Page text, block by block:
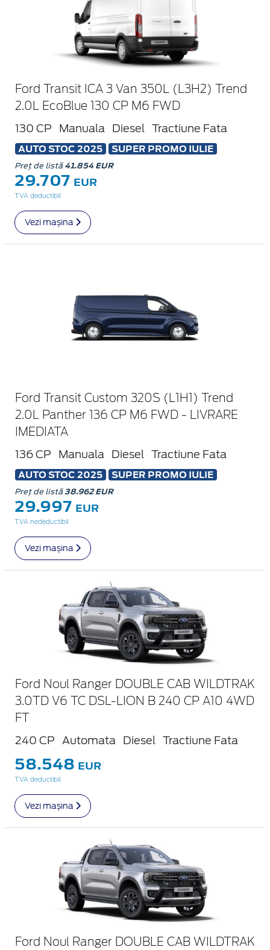
Ford Transit ICA 3 Van 350L (L3H2) Trend
2.0L EcoBlue 130 CP M6 FWD
130 CP Manuala Diesel
Tractiune Fata
AUTO STOC 2025
SUPER PROMO IULIE
Preț de listă41.854 EUR
29.707 EUR
TVA deductibil
Vezi mașina
Ford Transit Custom 320S (L1H1) Trend
2.0L Panther 136 CP M6 FWD - LIVRARE
IMEDIATA
136 CP Manuala Diesel
Tractiune Fata
AUTO STOC 2025
SUPER PROMO IULIE
Preț de listă38.962 EUR
29.997 EUR
TVA nedeductibil
Vezi mașina
Ford Noul Ranger DOUBLE CAB WILDTRAK
3.0TD V6 TC DSL-LION B 240 CP A10 4WD
FT
240 CP Automata Diesel Tractiune Fata
58.548 EUR
TVA deductibil
Vezi mașina
Ford Noul Ranger DOUBLE CAB WILDTRAK